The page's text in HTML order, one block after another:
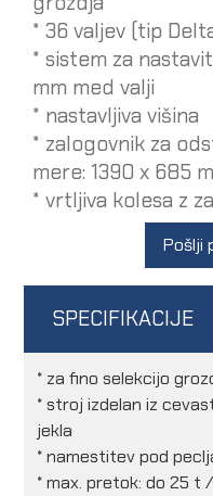
* 36 valjev (tip
* sistem za
mm med valji
* nastavljiva višina
* zalogovnik za
mere: 1390 x 685
* vrtljiva kolesa z
Pošlji
SPECIFIKACIJE
* za fino selekcijo
* stroj izdelan iz
jekla
* namestitev pod
* max. pretok: do 25 t